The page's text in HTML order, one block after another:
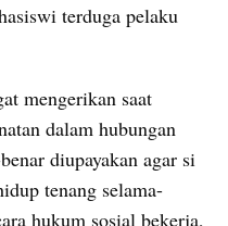
terduga pelaku
mengerikan saat
dalam hubungan
diupayakan agar si
tenang selama-
hukum sosial bekerja,